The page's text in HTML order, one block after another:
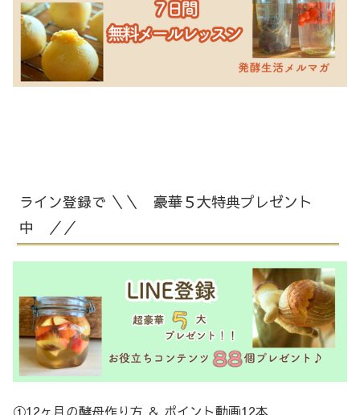
ライン登録で ＼＼ 豪華５大特典プレゼント
中 ／／
①12ヶ月の酵母作り方 ＆ ポイント動画12本